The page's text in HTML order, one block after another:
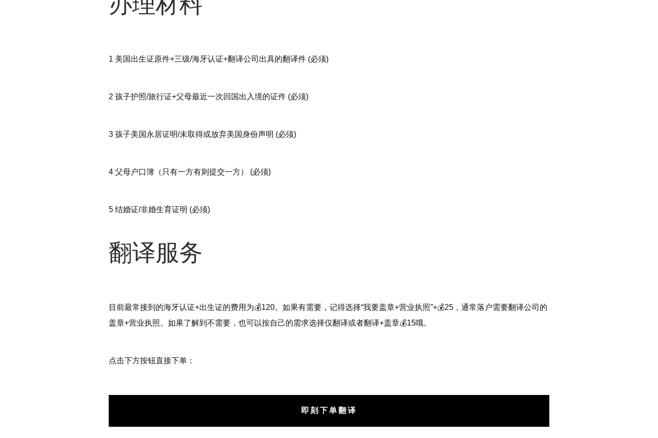
1 美国出生证原件+三级/海牙认证+翻译公司出具的翻译件 (必须)
2 孩子护照/旅行证+父母最近一次回国出入境的证件 (必须)
3 孩子美国永居证明/未取得或放弃美国身份声明 (必须)
4 父母户口簿（只有一方有则提交一方） (必须)
5 结婚证/非婚生育证明 (必须)
翻译服务
目前最常接到的海牙认证+出生证的费用为💰120。如果有需要，记得选择“我要盖章+营业执照”+💰25，通常落户需要翻译公司的
盖章+营业执照。如果了解到不需要，也可以按自己的需求选择仅翻译或者翻译+盖章💰15哦。
点击下方按钮直接下单：
即刻下单翻译